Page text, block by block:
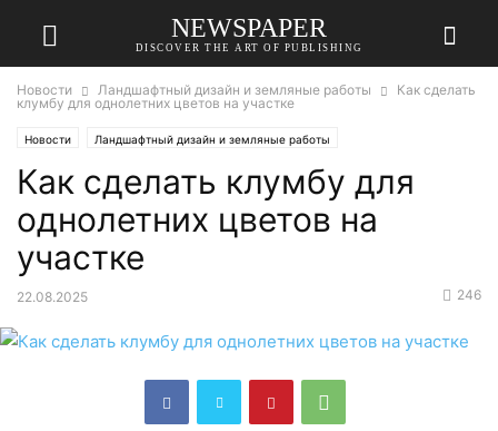
NEWSPAPER
DISCOVER THE ART OF PUBLISHING
Новости Ландшафтный дизайн и земляные работы
Как сделать
клумбу для однолетних цветов на участке
Новости Ландшафтный дизайн и земляные работы
Как сделать клумбу для
однолетних цветов на
участке
22.08.2025 246